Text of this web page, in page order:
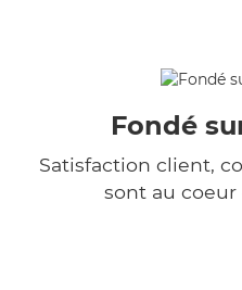
Fondé
Satisfaction client,
sont au